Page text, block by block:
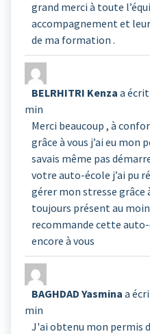
grand merci à toute
accompagnement et
de ma formation .
BELRHITRI Kenza a
min
Merci beaucoup , à
grâce à vous j’ai eu mon
savais même pas
votre auto-école j’ai pu
gérer mon stresse grâce
toujours présent au
recommande cette auto-
encore à vous
BAGHDAD Yasmina a
min
J'ai obtenu mon permis